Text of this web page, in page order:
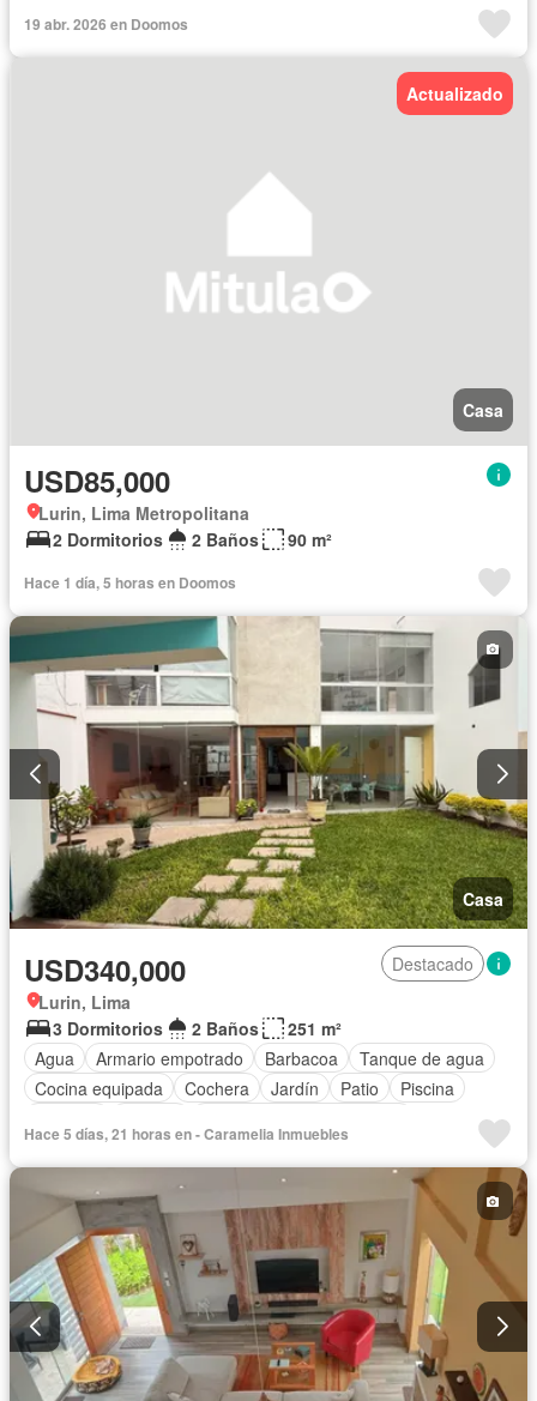
19 abr. 2026 en Doomos
Actualizado
Casa
USD85,000
Lurin, Lima Metropolitana
2 Dormitorios
2 Baños 90 m²
Hace 1 día, 5 horas en Doomos
Casa
USD340,000
Destacado
Lurin, Lima
3 Dormitorios
2 Baños
251 m²
Agua
Armario empotrado Barbacoa
Tanque de agua
Cocina equipada
Cochera Jardín Patio
Piscina
Hace 5 días, 21 horas en - Caramelia Inmuebles